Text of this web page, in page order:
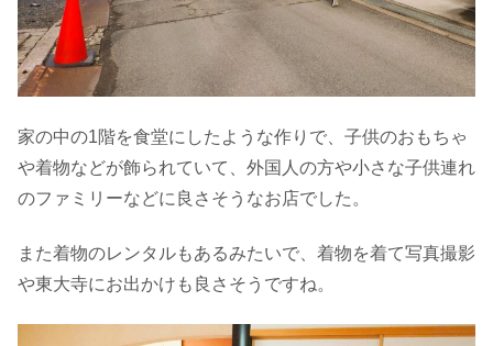
家の中の1階を食堂にしたような作りで、子供のおもちゃ
や着物などが飾られていて、外国人の方や小さな子供連れ
のファミリーなどに良さそうなお店でした。
また着物のレンタルもあるみたいで、着物を着て写真撮影
や東大寺にお出かけも良さそうですね。